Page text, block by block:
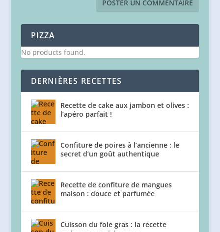
PIZZA
No products found.
DERNIÈRES RECETTES
Recette de cake aux jambon et olives :
l’apéro parfait !
Confiture de poires à l’ancienne : le
secret d’un goût authentique
Recette de confiture de mangues
maison : douce et parfumée
Cuisson du foie gras : la recette